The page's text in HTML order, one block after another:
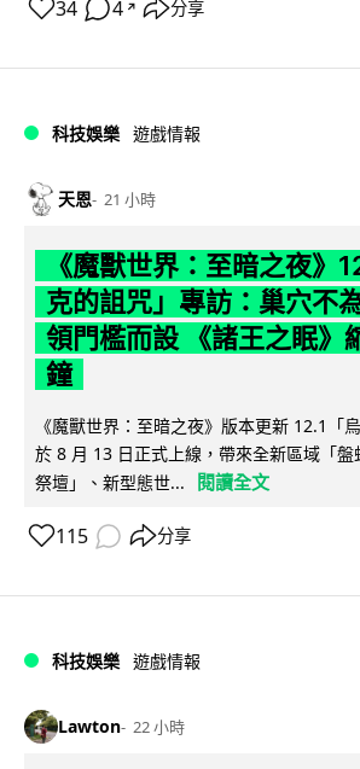
34 4 ↗ 分享
科技娛樂 遊戲情報
天恩 21 小時
《魔獸世界：至暗之夜》
克的詛咒」專訪：巢穴不
領門檻而設 《諸王之眠》
鐘
《魔獸世界：至暗之夜》版本更新 12.1「
於 8 月 13 日正式上線，帶來全新區域「
祭壇」、新型態世...
閱讀全文
115 分享
科技娛樂 遊戲情報
Lawton 22 小時